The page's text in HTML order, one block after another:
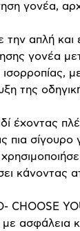
γονέα,
την απλή
γονέα
ισορροπίας,
της
έχοντας
πια σίγουρο
κάνοντας
CHOOSE
ασφάλεια